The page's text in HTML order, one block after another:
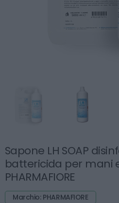
Sapone LH SOAP
battericida per mani
PHARMAFIORE
Marchio: PHARMAFIORE